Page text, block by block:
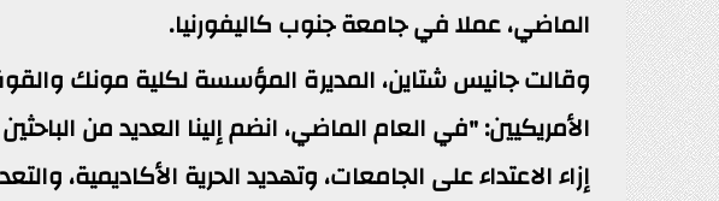
الماضي، عملا في جامعة جنوب كاليفورنيا.
وقالت جانيس شتاين، المديرة المؤسسة لكلية مونك
الأمريكيين: "في العام الماضي، انضم إلينا العديد من
إزاء الاعتداء على الجامعات، وتهديد الحرية